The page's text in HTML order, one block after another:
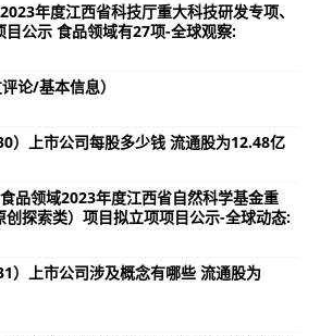
年度江西省科技厅重大科技研发专项、
目公示 食品领域有27项-全球观察:
论/基本信息）
）上市公司每股多少钱 流通股为12.48亿
品领域2023年度江西省自然科学基金重
创探索类）项目拟立项项目公示-全球动态:
）上市公司涉及概念有哪些 流通股为